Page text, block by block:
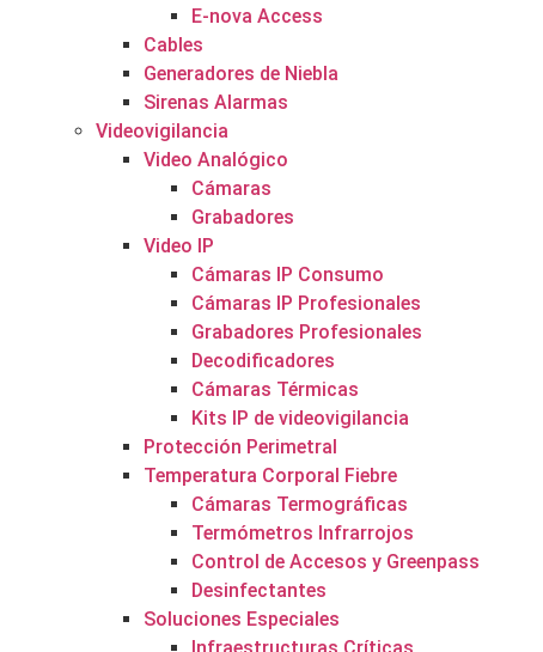
E-nova Access
Cables
Generadores de Niebla
Sirenas Alarmas
Videovigilancia
Video Analógico
Cámaras
Grabadores
Video IP
Cámaras IP Consumo
Cámaras IP Profesionales
Grabadores Profesionales
Decodificadores
Cámaras Térmicas
Kits IP de videovigilancia
Protección Perimetral
Temperatura Corporal Fiebre
Cámaras Termográficas
Termómetros Infrarrojos
Control de Accesos y Greenpass
Desinfectantes
Soluciones Especiales
Infraestructuras Críticas